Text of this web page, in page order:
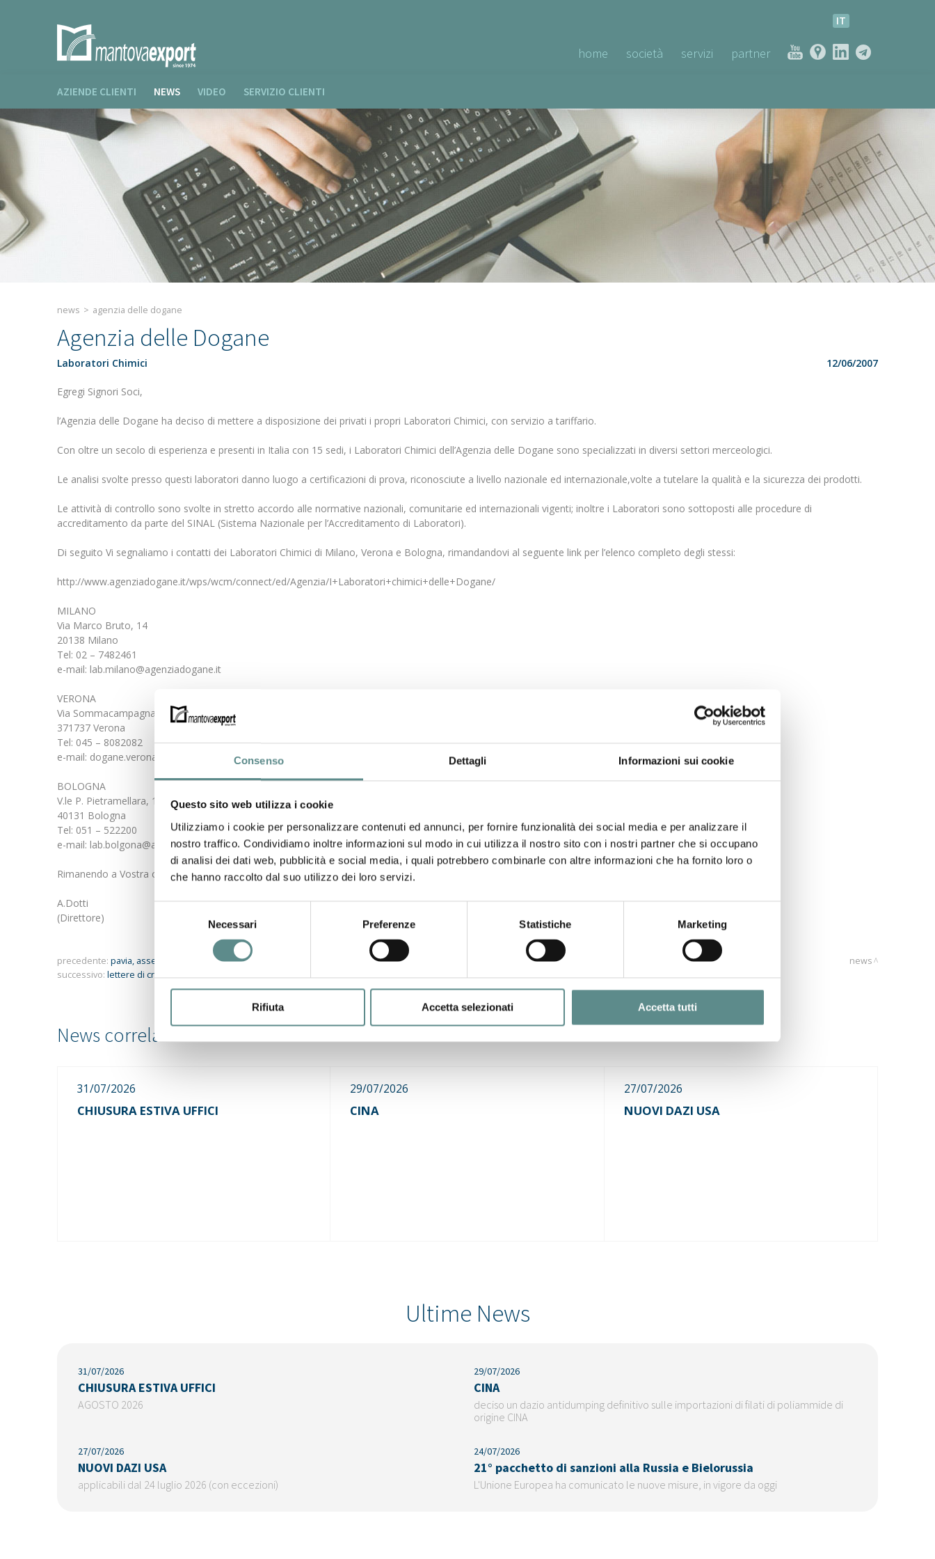
Consenso Dettagli Informazioni sui cookie
Questo sito web utilizza i cookie
Utilizziamo i cookie per personalizzare contenuti ed annunci, per fornire funzionalità dei social media e per analizzare il
nostro traffico. Condividiamo inoltre informazioni sul modo in cui utilizza il nostro sito con i nostri partner che si occupano
di analisi dei dati web, pubblicità e social media, i quali potrebbero combinarle con altre informazioni che ha fornito loro o
che hanno raccolto dal suo utilizzo dei loro servizi.
Necessari Preferenze Statistiche Marketing
Rifiuta Accetta selezionati Accetta tutti
IT
home società servizi partner
AZIENDE CLIENTI NEWS VIDEO SERVIZIO CLIENTI
news > agenzia delle dogane
Agenzia delle Dogane
Laboratori Chimici 12/06/2007
Egregi Signori Soci,
l’Agenzia delle Dogane ha deciso di mettere a disposizione dei privati i propri Laboratori Chimici, con servizio a tariffario.
Con oltre un secolo di esperienza e presenti in Italia con 15 sedi, i Laboratori Chimici dell’Agenzia delle Dogane sono specializzati in diversi settori merceologici.
Le analisi svolte presso questi laboratori danno luogo a certificazioni di prova, riconosciute a livello nazionale ed internazionale,volte a tutelare la qualità e la sicurezza dei prodotti.
Le attività di controllo sono svolte in stretto accordo alle normative nazionali, comunitarie ed internazionali vigenti; inoltre i Laboratori sono sottoposti alle procedure di
accreditamento da parte del SINAL (Sistema Nazionale per l’Accreditamento di Laboratori).
Di seguito Vi segnaliamo i contatti dei Laboratori Chimici di Milano, Verona e Bologna, rimandandovi al seguente link per l’elenco completo degli stessi:
http://www.agenziadogane.it/wps/wcm/connect/ed/Agenzia/I+Laboratori+chimici+delle+Dogane/
MILANO
Via Marco Bruto, 14
20138 Milano
Tel: 02 – 7482461
e-mail: lab.milano@agenziadogane.it
VERONA
Via Sommacampagna, 61a
371737 Verona
Tel: 045 – 8082082
e-mail: dogane.verona.lab@agenziadogane.it
BOLOGNA
V.le P. Pietramellara, 1-2
40131 Bologna
Tel: 051 – 522200
e-mail: lab.bolgona@agenziadogane.it
Rimanendo a Vostra completa disposizione per ulteriori informazioni, cogliamo l’occasione per porgerVi i nostri migliori saluti.
A.Dotti
(Direttore)
precedente: pavia, assemblea federexport lombardia
successivo: lettere di credito - novità dal 1 luglio 2007
news
31/07/2026
CHIUSURA ESTIVA UFFICI
29/07/2026
CINA
27/07/2026
NUOVI DAZI USA
Ultime News
31/07/2026
CHIUSURA ESTIVA UFFICI
AGOSTO 2026
29/07/2026
CINA
deciso un dazio antidumping definitivo sulle importazioni di filati di poliammide di
origine CINA
27/07/2026
NUOVI DAZI USA
applicabili dal 24 luglio 2026 (con eccezioni)
24/07/2026
21° pacchetto di sanzioni alla Russia e Bielorussia
L'Unione Europea ha comunicato le nuove misure, in vigore da oggi